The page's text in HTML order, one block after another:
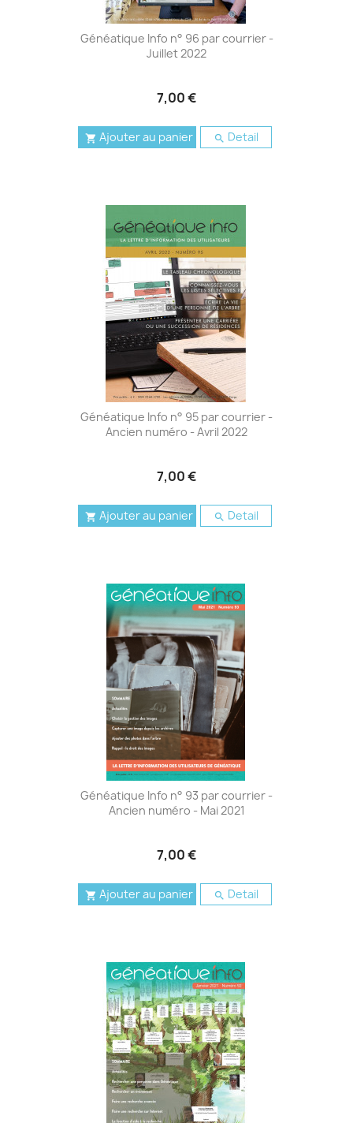
Généatique Info n° 96 par courrier -
Juillet 2022
7,00 €
 Ajouter au panier  Detail
Généatique Info n° 95 par courrier -
Ancien numéro - Avril 2022
7,00 €
 Ajouter au panier  Detail
Généatique Info n° 93 par courrier -
Ancien numéro - Mai 2021
7,00 €
 Ajouter au panier  Detail